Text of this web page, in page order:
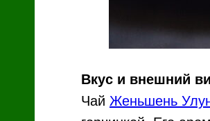
Вкус и внешний
Чай Женьшень